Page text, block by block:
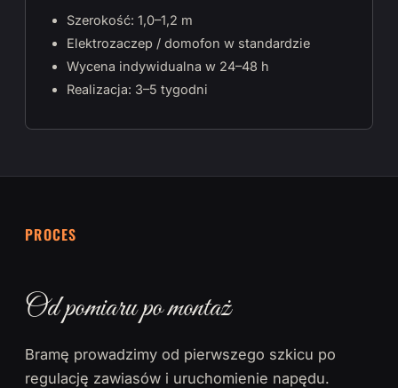
Szerokość: 1,0–1,2 m
Elektrozaczep / domofon w standardzie
Wycena indywidualna w 24–48 h
Realizacja: 3–5 tygodni
PROCES
Od pomiaru po montaż
Bramę prowadzimy od pierwszego szkicu po
regulację zawiasów i uruchomienie napędu.